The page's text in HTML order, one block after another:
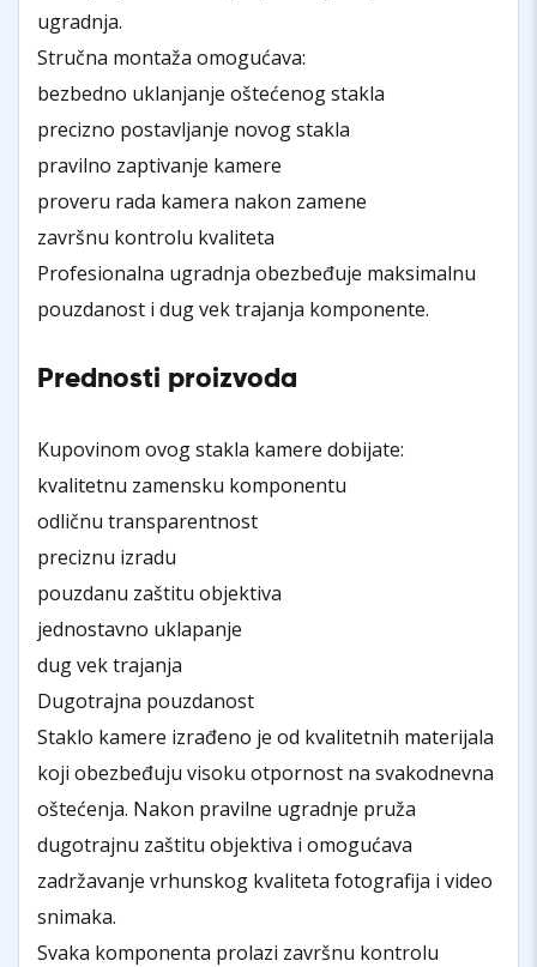
ugradnja.
Stručna montaža omogućava:
bezbedno uklanjanje oštećenog stakla
precizno postavljanje novog stakla
pravilno zaptivanje kamere
proveru rada kamera nakon zamene
završnu kontrolu kvaliteta
Profesionalna ugradnja obezbeđuje maksimalnu
pouzdanost i dug vek trajanja komponente.
Prednosti proizvoda
Kupovinom ovog stakla kamere dobijate:
kvalitetnu zamensku komponentu
odličnu transparentnost
preciznu izradu
pouzdanu zaštitu objektiva
jednostavno uklapanje
dug vek trajanja
Dugotrajna pouzdanost
Staklo kamere izrađeno je od kvalitetnih materijala
koji obezbeđuju visoku otpornost na svakodnevna
oštećenja. Nakon pravilne ugradnje pruža
dugotrajnu zaštitu objektiva i omogućava
zadržavanje vrhunskog kvaliteta fotografija i video
snimaka.
Svaka komponenta prolazi završnu kontrolu